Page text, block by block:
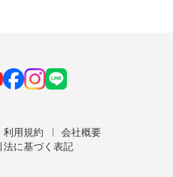
利用規約
会社概要
法に基づく表記